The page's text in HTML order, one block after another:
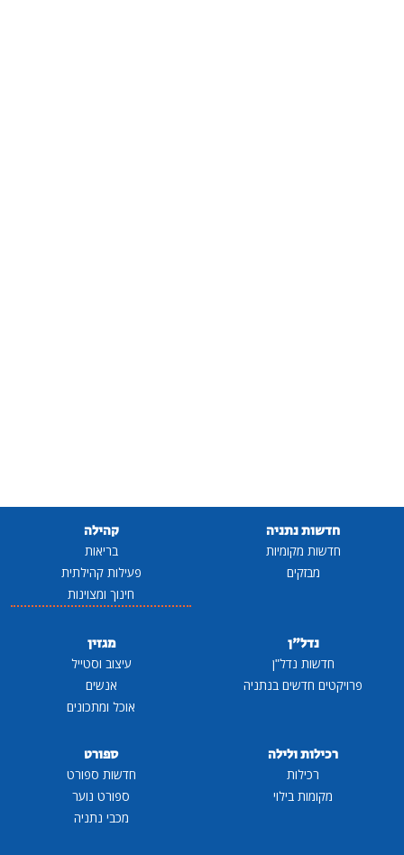
חדשות נתניה
חדשות מקומיות
מבזקים
קהילה
בריאות
פעילות קהילתית
חינוך ומצוינות
נדל"ן
חדשות נדל"ן
פרויקטים חדשים בנתניה
מגזין
עיצוב וסטייל
אנשים
אוכל ומתכונים
רכילות ולילה
רכילות
מקומות בילוי
ספורט
חדשות ספורט
ספורט נוער
מכבי נתניה